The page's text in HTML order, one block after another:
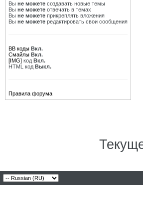
Вы не можете создавать новые темы
Вы не можете отвечать в темах
Вы не можете прикреплять вложения
Вы не можете редактировать свои сообщения
BB коды Вкл.
Смайлы Вкл.
[IMG] код Вкл.
HTML код Выкл.
Правила форума